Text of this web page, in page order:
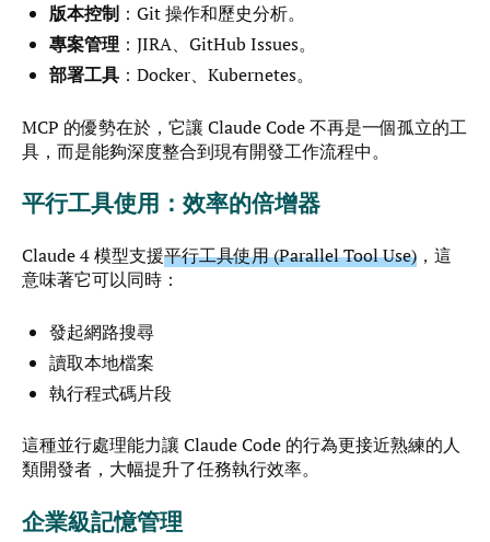
版本控制 ：Git 操作和歷史分析。
專案管理 ：JIRA、GitHub Issues。
部署工具 ：Docker、Kubernetes。
MCP 的優勢在於，它讓 Claude Code 不再是一個孤立的工
具，而是能夠深度整合到現有開發工作流程中。
平行工具使用：效率的倍增器
Claude 4 模型支援平行工具使用 (Parallel Tool Use) ，這
意味著它可以同時：
發起網路搜尋
讀取本地檔案
執行程式碼片段
這種並行處理能力讓 Claude Code 的行為更接近熟練的人
類開發者，大幅提升了任務執行效率。
企業級記憶管理